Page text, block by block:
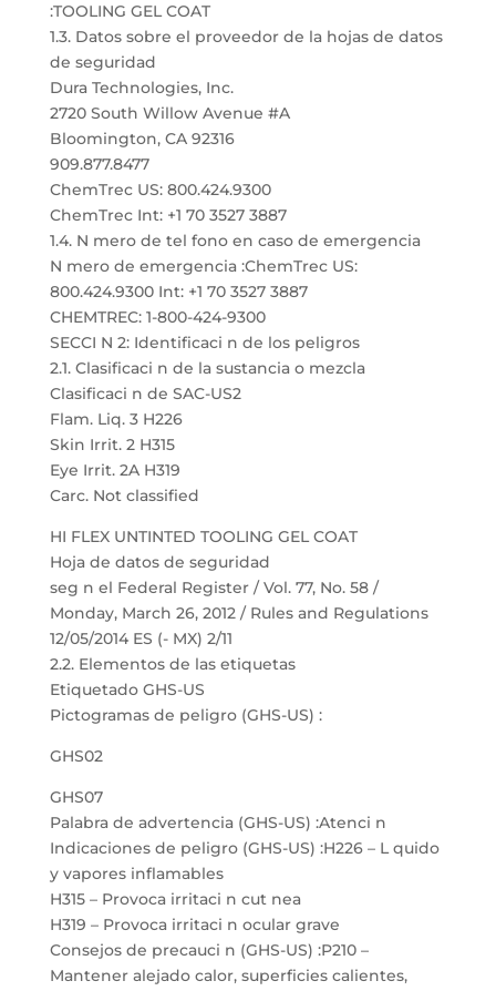
:TOOLING GEL COAT
1.3. Datos sobre el proveedor de la hojas de datos
de seguridad
Dura Technologies, Inc.
2720 South Willow Avenue #A
Bloomington, CA 92316
909.877.8477
ChemTrec US: 800.424.9300
ChemTrec Int: +1 70 3527 3887
1.4. N mero de tel fono en caso de emergencia
N mero de emergencia :ChemTrec US:
800.424.9300 Int: +1 70 3527 3887
CHEMTREC: 1-800-424-9300
SECCI N 2: Identificaci n de los peligros
2.1. Clasificaci n de la sustancia o mezcla
Clasificaci n de SAC-US2
Flam. Liq. 3 H226
Skin Irrit. 2 H315
Eye Irrit. 2A H319
Carc. Not classified
HI FLEX UNTINTED TOOLING GEL COAT
Hoja de datos de seguridad
seg n el Federal Register / Vol. 77, No. 58 /
Monday, March 26, 2012 / Rules and Regulations
12/05/2014 ES (- MX) 2/11
2.2. Elementos de las etiquetas
Etiquetado GHS-US
Pictogramas de peligro (GHS-US) :
GHS02
GHS07
Palabra de advertencia (GHS-US) :Atenci n
Indicaciones de peligro (GHS-US) :H226 – L quido
y vapores inflamables
H315 – Provoca irritaci n cut nea
H319 – Provoca irritaci n ocular grave
Consejos de precauci n (GHS-US) :P210 –
Mantener alejado calor, superficies calientes,